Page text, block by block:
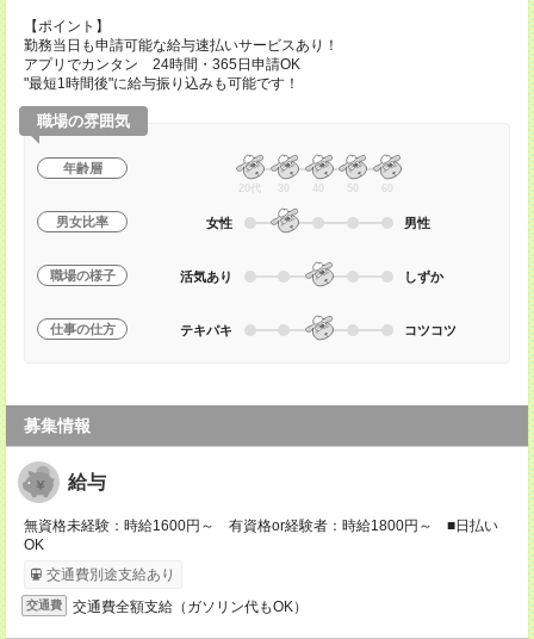
【ポイント】
勤務当日も申請可能な給与速払いサービスあり！
アプリでカンタン 24時間・365日申請OK
"最短1時間後"に給与振り込みも可能です！
職場の雰囲気
年齢層
20代 30 40 50 60
男女比率 女性 男性
職場の様子 活気あり しずか
仕事の仕方 テキパキ コツコツ
募集情報
給与
無資格未経験：時給1600円～ 有資格or経験者：時給1800円～ ■日払い
OK
交通費別途支給あり
交通費 交通費全額支給（ガソリン代もOK）